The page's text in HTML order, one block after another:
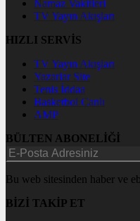
Namaz Vakitleri
TV Yayın Akışları
HIZLI SERVİS
TV Yayın Akışları
Yazarlar Site
Tenis İddaa
Basketbol Canlı
AMP
BÜLTEN ABONELİĞİ
Bu web sitesinden haber ve
BİZİ TAKİP ET